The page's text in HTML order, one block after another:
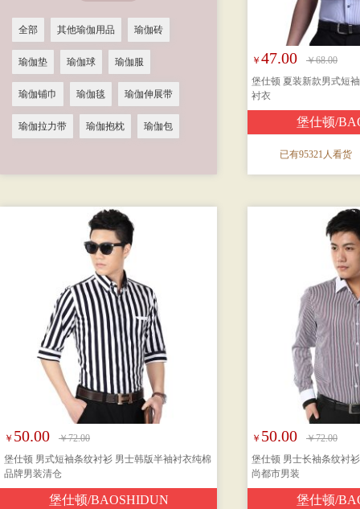
全部 其他瑜伽用品 瑜伽砖
瑜伽垫 瑜伽球 瑜伽服
瑜伽铺巾 瑜伽毯 瑜伽伸展带
瑜伽拉力带 瑜伽抱枕 瑜伽包
￥ 47.00
￥68.00
堡仕顿 夏装新款男式短
衬衣
堡仕顿/
已有95321人看货
￥ 50.00
￥72.00
堡仕顿 男式短袖条纹衬衫 男士韩版半袖衬衣纯棉
品牌男装清仓
堡仕顿/BAOSHIDUN
￥ 50.00
￥72.00
堡仕顿 男士长袖条纹衬
尚都市男装
堡仕顿/